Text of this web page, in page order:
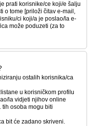
prati korisnike/ce koji/e šalju
o tome [priloži čitav e-mail,
ci koji/a je poslao/la e-
može poduzeti (za to
ostalih korisnika/ca
u korisničkom profilu
la vidjeti njihov online
tih osoba mogu biti
bit će zadano skriveni.